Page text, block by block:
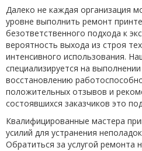
Далеко не каждая организация
уровне выполнить ремонт
безответственного подхода к
вероятность выхода из строя
интенсивного использования.
специализируется на
восстановлению
положительных отзывов и
состоявшихся заказчиков это
Квалифицированные мастера
усилий для устранения
Обратиться за услугой ремонта